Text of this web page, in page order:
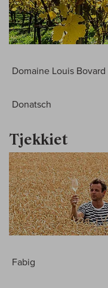
Domaine Louis Bovard
Donatsch
Tjekkiet
Fabig